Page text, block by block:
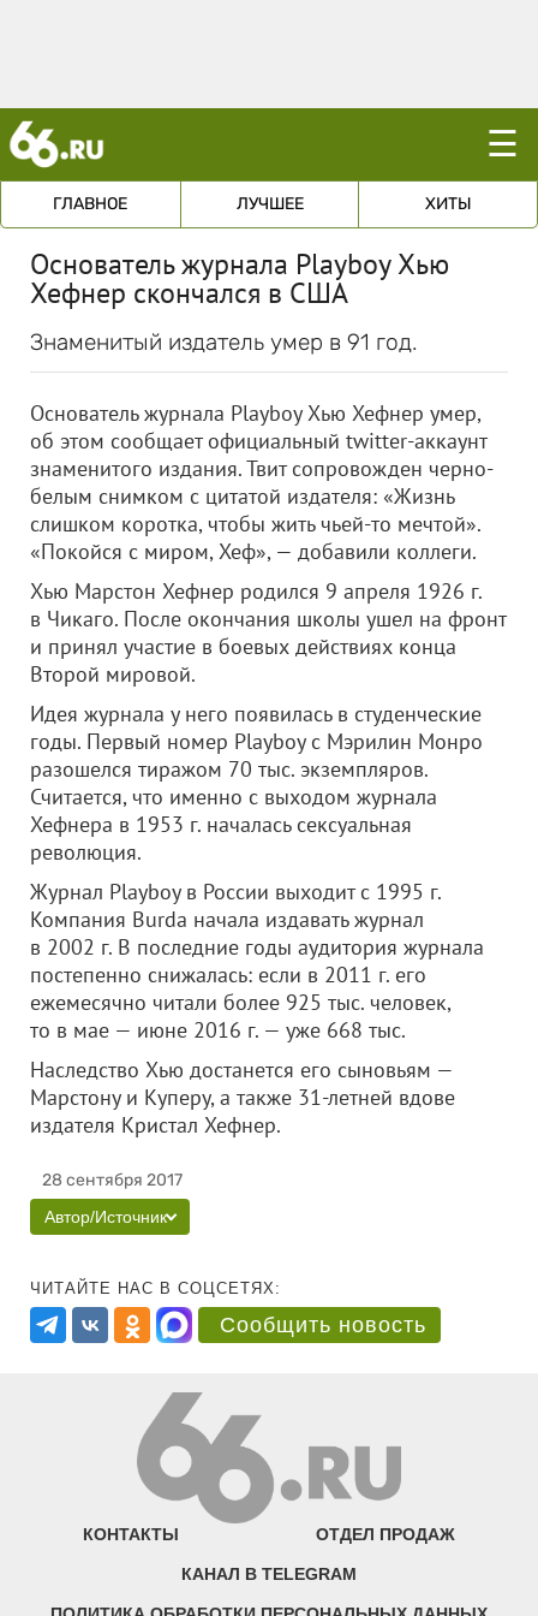
☰
ГЛАВНОЕ ЛУЧШЕЕ ХИТЫ
Основатель журнала Playboy Хью
Хефнер скончался в США
Знаменитый издатель умер в 91 год.
Основатель журнала Playboy Хью Хефнер умер,
об этом сообщает официальный twitter-аккаунт
знаменитого издания. Твит сопровожден черно-
белым снимком с цитатой издателя: «Жизнь
слишком коротка, чтобы жить чьей-то мечтой».
«Покойся с миром, Хеф», — добавили коллеги.
Хью Марстон Хефнер родился 9 апреля 1926 г.
в Чикаго. После окончания школы ушел на фронт
и принял участие в боевых действиях конца
Второй мировой.
Идея журнала у него появилась в студенческие
годы. Первый номер Playboy с Мэрилин Монро
разошелся тиражом 70 тыс. экземпляров.
Считается, что именно с выходом журнала
Хефнера в 1953 г. началась сексуальная
революция.
Журнал Playboy в России выходит с 1995 г.
Компания Burda начала издавать журнал
в 2002 г. В последние годы аудитория журнала
постепенно снижалась: если в 2011 г. его
ежемесячно читали более 925 тыс. человек,
то в мае — июне 2016 г. — уже 668 тыс.
Наследство Хью достанется его сыновьям —
Марстону и Куперу, а также 31-летней вдове
издателя Кристал Хефнер.
28 сентября 2017
Автор/Источник
ЧИТАЙТЕ НАС В СОЦСЕТЯХ:
Сообщить новость
КОНТАКТЫ ОТДЕЛ ПРОДАЖ
КАНАЛ В TELEGRAM